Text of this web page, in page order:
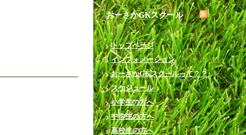
おーさかGKスクール
トップページ
インフォメーション
おーさかGKスクールって？？
スケジュール
小学生の方へ
中学生の方へ
高校生の方へ